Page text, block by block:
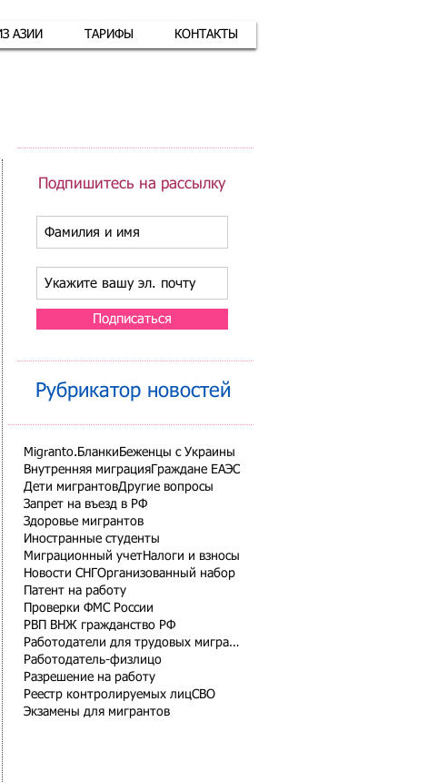
АЗИИ ТАРИФЫ КОНТАКТЫ
Подпишитесь на рассылку
Подписаться
Рубрикатор новостей
Migranto.Бланки Беженцы с Украины
Внутренняя миграция Граждане ЕАЭС
Дети мигрантовДругие вопросы
Запрет на въезд в РФ
Здоровье мигрантов
Иностранные студенты
Миграционный учетНалоги и взносы
Новости СНГ Организованный набор
Патент на работу
Проверки ФМС России
РВП ВНЖ гражданство РФ
Работодатели для трудовых мигрантов
Работодатель-физлицо
Разрешение на работу
Реестр контролируемых лицСВО
Экзамены для мигрантов